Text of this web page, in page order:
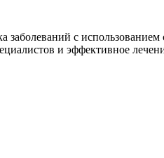
заболеваний с
и эффективное